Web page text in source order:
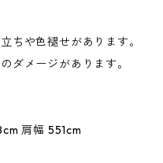
ちや色褪せがあります。
ダメージがあります。
肩幅 551cm